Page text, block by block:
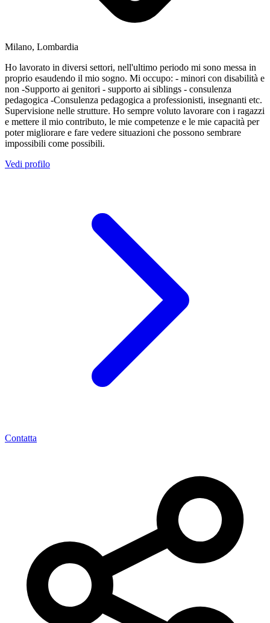
Milano, Lombardia
Ho lavorato in diversi settori, nell'ultimo periodo mi sono messa in
proprio esaudendo il mio sogno. Mi occupo: - minori con disabilità e
non -Supporto ai genitori - supporto ai siblings - consulenza
pedagogica -Consulenza pedagogica a professionisti, insegnanti etc.
Supervisione nelle strutture. Ho sempre voluto lavorare con i ragazzi
e mettere il mio contributo, le mie competenze e le mie capacità per
poter migliorare e fare vedere situazioni che possono sembrare
impossibili come possibili.
Vedi profilo
Contatta